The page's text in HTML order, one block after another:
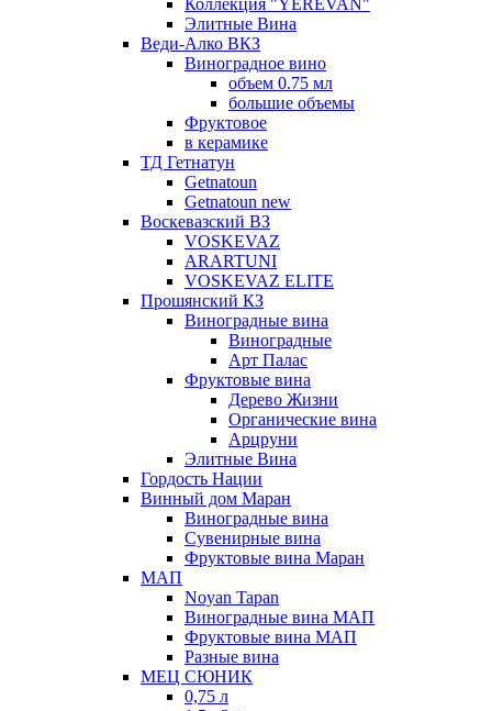
Коллекция "YEREVAN"
Элитные Вина
Веди-Алко ВКЗ
Виноградное вино
объем 0.75 мл
большие объемы
Фруктовое
в керамике
ТД Гетнатун
Getnatoun
Getnatoun new
Воскевазский ВЗ
VOSKEVAZ
ARARTUNI
VOSKEVAZ ELITE
Прошянский КЗ
Виноградные вина
Виноградные
Арт Палас
Фруктовые вина
Дерево Жизни
Органические вина
Арцруни
Элитные Вина
Гордость Нации
Винный дом Маран
Виноградные вина
Сувенирные вина
Фруктовые вина Маран
МАП
Noyan Tapan
Виноградные вина МАП
Фруктовые вина МАП
Разные вина
МЕЦ СЮНИК
0,75 л